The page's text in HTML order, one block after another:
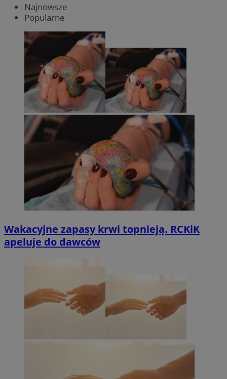
Najnowsze
Popularne
Wakacyjne zapasy krwi topnieją. RCKiK
apeluje do dawców